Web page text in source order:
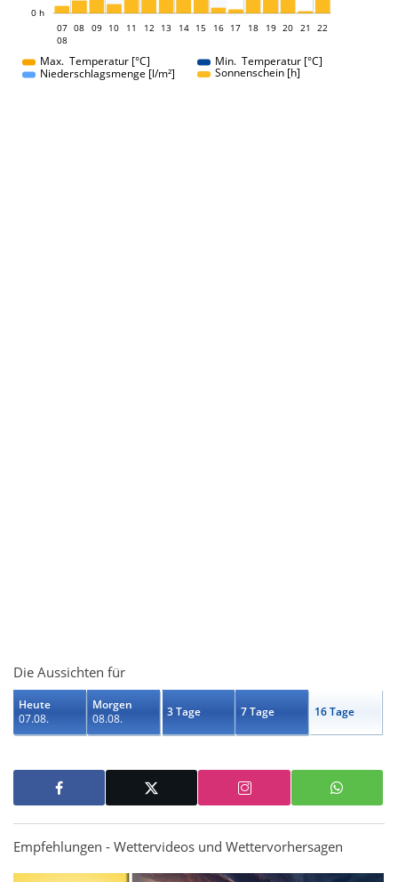
0 h
07
07
08
08 09 10 11 12 13 14 15 16 17 18 19 20 21 22
Max. Temperatur [°C]
Min. Temperatur [°C]
Niederschlagsmenge [l/m²]
Sonnenschein [h]
Die Aussichten für
Heute
07.08.
Morgen
08.08.
3 Tage 7 Tage 16 Tage
Empfehlungen - Wettervideos und Wettervorhersagen